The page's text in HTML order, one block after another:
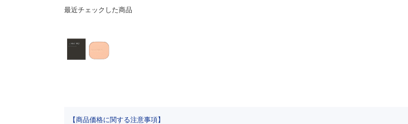
最近チェックした商品
【商品価格に関する注意事項】